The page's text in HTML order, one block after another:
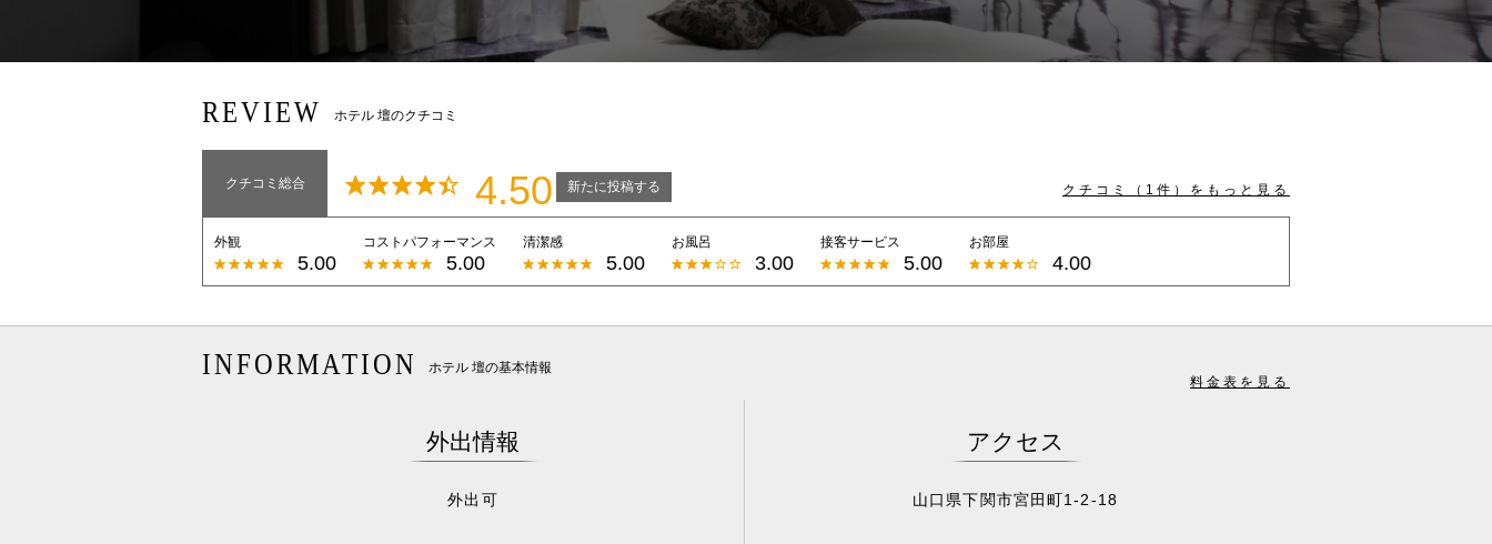
REVIEW ホテル 壇のクチコミ
クチコミ総合 4.50 新たに投稿する クチコミ（ 1 件）をもっと見る
外観
5.00
コストパフォーマンス
5.00
清潔感
5.00
お風呂
3.00
接客サービス
5.00
お部屋
4.00
INFORMATION
ホテル 壇の基本情報
料金表を見る
外出情報
外出可
アクセス
山口県下関市宮田町1-2-18